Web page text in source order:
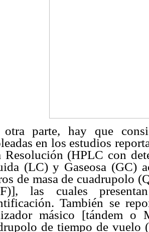
otra parte, hay que
en los estudios
Resolución (HPLC con
(LC) y Gaseosa (GC)
de masa de cuadrupolo
las cuales
También se
másico [tándem
de tiempo de vuelo